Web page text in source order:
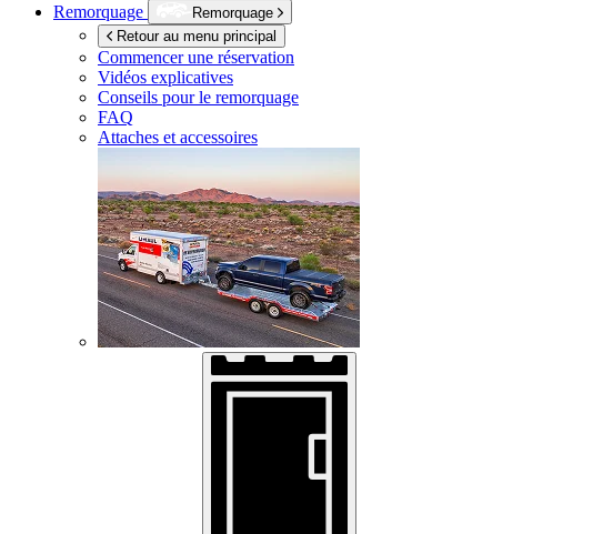
Remorquage
Remorquage
Retour au menu principal
Commencer une réservation
Vidéos explicatives
Conseils pour le remorquage
FAQ
Attaches et accessoires